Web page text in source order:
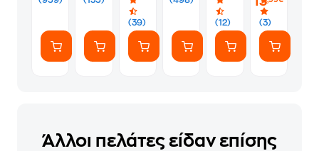
Λευκό
1.2m
White
USB-
C
18W
1.5m
Black
(39) (12) (3)
Άλλοι πελάτες είδαν επίσης